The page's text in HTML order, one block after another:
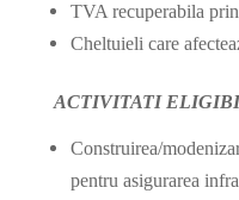
TVA recuperabila
Cheltuieli care
ACTIVITATI
Construirea/
pentru asigurarea